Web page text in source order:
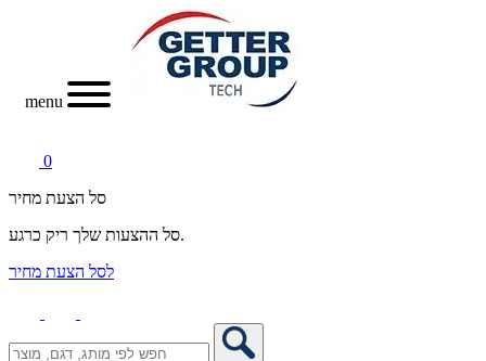
menu
0
סל הצעת מחיר
סל ההצעות שלך ריק כרגע.
לסל הצעת מחיר